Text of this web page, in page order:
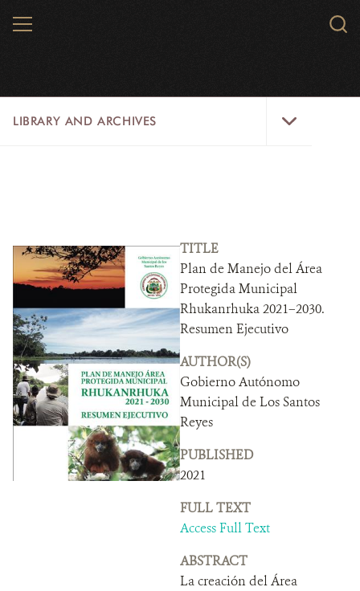
MENU
LIBRARY AND ARCHIVES
WCS RESEARCH
ARCHIVES SHOP
ABOUT US
DONATE
TITLE
Plan de Manejo del Área
Protegida Municipal
Rhukanrhuka 2021–2030.
Resumen Ejecutivo
AUTHOR(S)
Gobierno Autónomo
Municipal de Los Santos
Reyes
PUBLISHED
2021
FULL TEXT
Access Full Text
ABSTRACT
La creación del Área